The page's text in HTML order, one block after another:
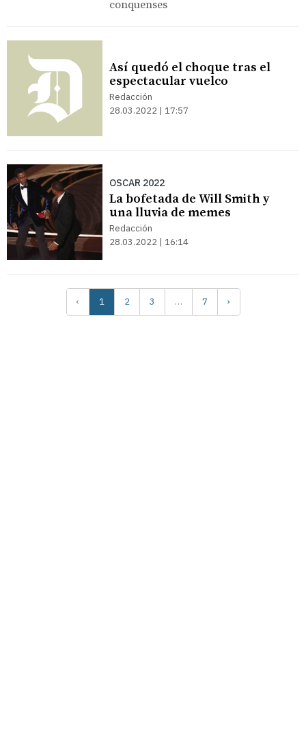
conquenses
Así quedó el choque tras el
espectacular vuelco
Redacción
28.03.2022 | 17:57
OSCAR 2022
La bofetada de Will Smith y
una lluvia de memes
Redacción
28.03.2022 | 16:14
‹ 1 2 3 … 7 ›